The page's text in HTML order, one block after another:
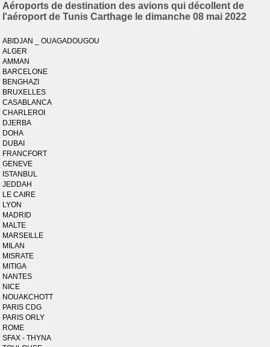
Aéroports de destination des avions qui décollent de
l'aéroport de Tunis Carthage le dimanche 08 mai 2022
ABIDJAN _ OUAGADOUGOU
ALGER
AMMAN
BARCELONE
BENGHAZI
BRUXELLES
CASABLANCA
CHARLEROI
DJERBA
DOHA
DUBAI
FRANCFORT
GENEVE
ISTANBUL
JEDDAH
LE CAIRE
LYON
MADRID
MALTE
MARSEILLE
MILAN
MISRATE
MITIGA
NANTES
NICE
NOUAKCHOTT
PARIS CDG
PARIS ORLY
ROME
SFAX - THYNA